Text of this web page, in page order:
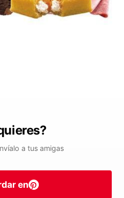
a tus amigas
en